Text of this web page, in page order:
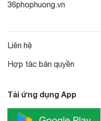
36phophuong.vn
Liên hệ
Hợp tác bản quyền
Tải ứng dụng App